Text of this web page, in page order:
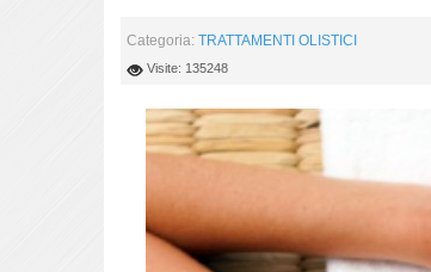
Categoria:TRATTAMENTI OLISTICI
Visite: 135248